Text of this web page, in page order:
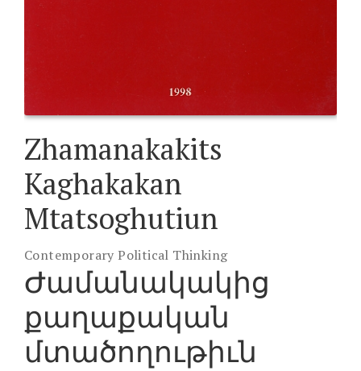
Zhamanakakits
Kaghakakan
Mtatsoghutiun
Contemporary Political Thinking
Ժամանակակից
քաղաքական
մտածողութիւն